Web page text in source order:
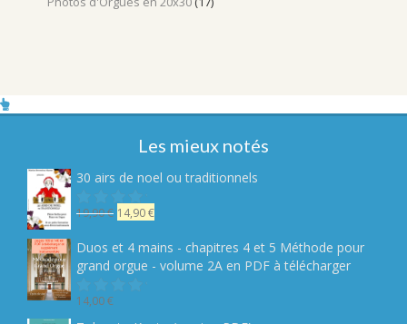
Les mieux notés
30 airs de noel ou traditionnels
Notesur
5
19,90€ Le
initial
était :
19,90 €.
14,90€Le
actuel
est :
Duos et 4 mains - chapitres 4 et 5 Méthode pour
grand orgue - volume 2A en PDF à télécharger
Note
14,00€